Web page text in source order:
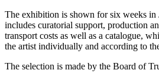
The exhi­bi­ti­on is shown for six weeks in
includes cura­to­ri­al sup­port, pro­duc­tion
trans­port cos­ts as well as a cata­lo­gue,
the artist indi­vi­du­al­ly and accor­ding to
The sel­ec­tion is made by the Board of